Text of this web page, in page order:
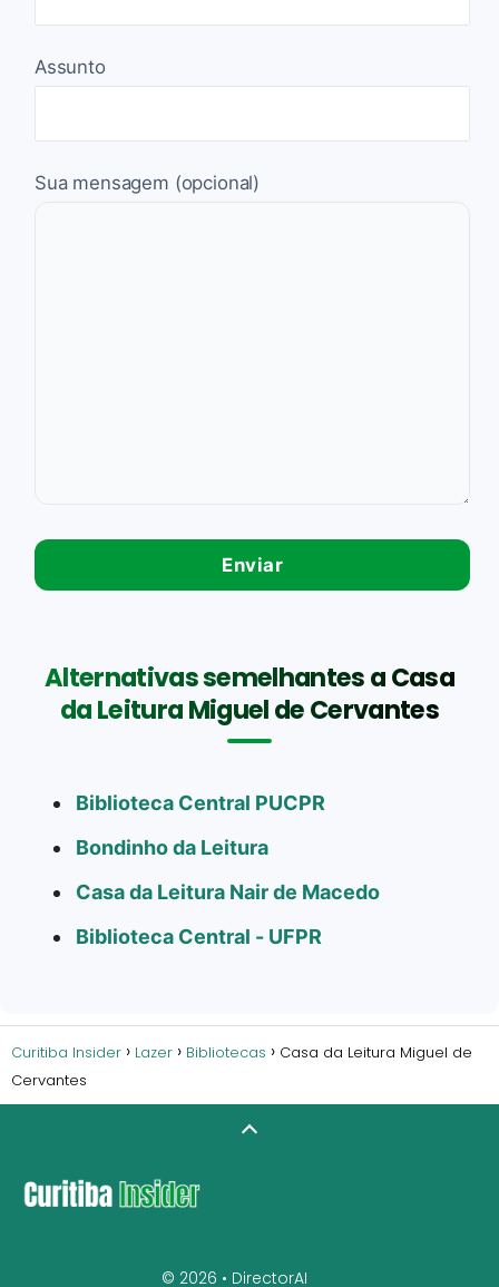
Assunto
Sua mensagem (opcional)
Alternativas semelhantes a Casa
da Leitura Miguel de Cervantes
Biblioteca Central PUCPR
Bondinho da Leitura
Casa da Leitura Nair de Macedo
Biblioteca Central - UFPR
Curitiba Insider Lazer Bibliotecas
Casa da Leitura Miguel de
Cervantes
© 2026 • DirectorAI